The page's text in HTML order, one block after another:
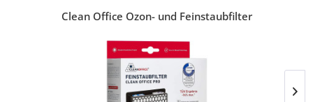
Clean Office Ozon- und Feinstaubfilter